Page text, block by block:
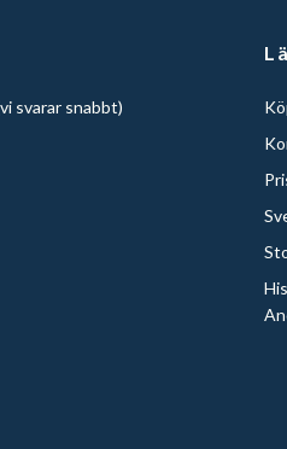
svarar snabbt)